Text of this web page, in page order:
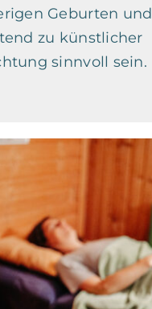
Geburten und
zu künstlicher
sinnvoll sein.